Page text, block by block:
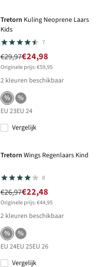
Tretorn Kuling Neoprene Laars
Kids
7
€29,97€24,98
Originele prijs: €59,95
2 kleuren beschikbaar
%
%
EU 23EU 24
Vergelijk
Tretorn Wings Regenlaars Kind
8
€26,97€22,48
Originele prijs: €44,95
2 kleuren beschikbaar
%
%
EU 24EU 25EU 26
Vergelijk